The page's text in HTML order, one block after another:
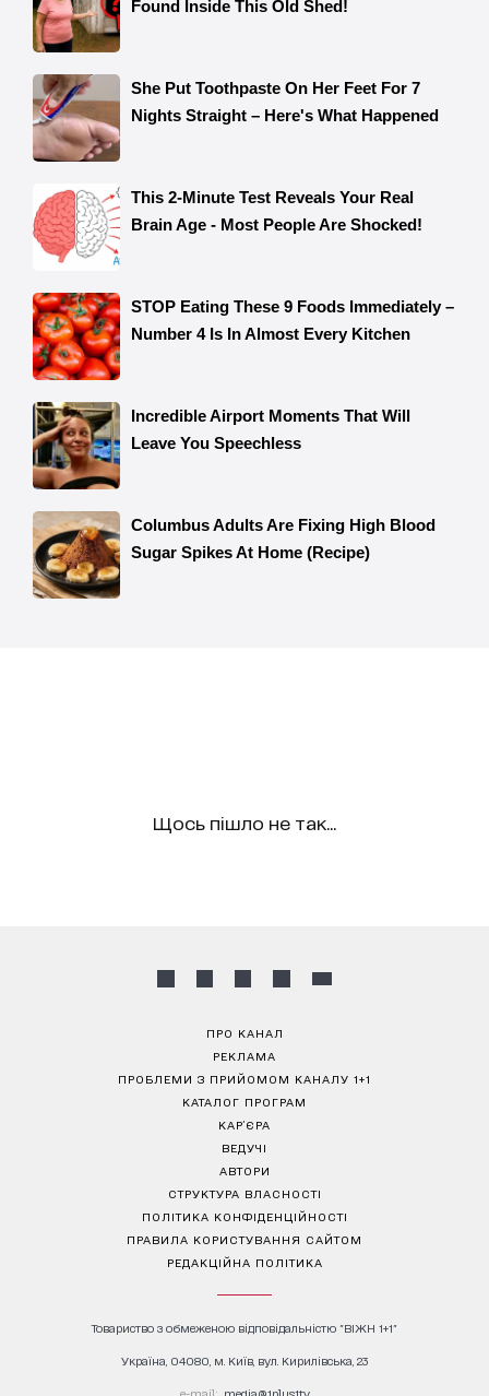
Щось пішло не так...
ПРО КАНАЛ
РЕКЛАМА
ПРОБЛЕМИ З ПРИЙОМОМ КАНАЛУ 1+1
КАТАЛОГ ПРОГРАМ
КАР’ЄРА
ВЕДУЧІ
АВТОРИ
СТРУКТУРА ВЛАСНОСТІ
ПОЛІТИКА КОНФІДЕНЦІЙНОСТІ
ПРАВИЛА КОРИСТУВАННЯ САЙТОМ
РЕДАКЦІЙНА ПОЛІТИКА
Товариство з обмеженою відповідальністю "ВІЖН 1+1"
Україна, 04080, м. Київ, вул. Кирилівська, 23
е-mail: media@1plus1.tv